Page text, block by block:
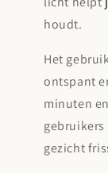
houdt.
Het
ontspant
minuten
gezicht